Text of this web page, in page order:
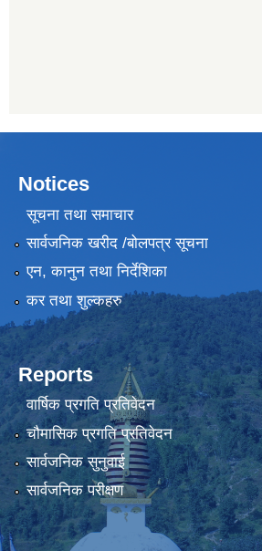
Notices
सूचना तथा समाचार
सार्वजनिक खरीद /बोलपत्र सूचना
एन, कानुन तथा निर्देशिका
कर तथा शुल्कहरु
Reports
वार्षिक प्रगति प्रतिवेदन
चौमासिक प्रगति प्रतिवेदन
सार्वजनिक सुनुवाई
सार्वजनिक परीक्षण